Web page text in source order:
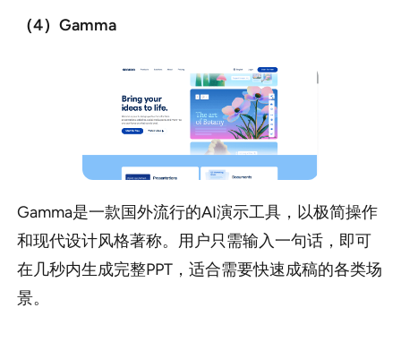
（4）Gamma
Gamma是一款国外流行的AI演示工具，以极简操作
和现代设计风格著称。用户只需输入一句话，即可
在几秒内生成完整PPT，适合需要快速成稿的各类场
景。